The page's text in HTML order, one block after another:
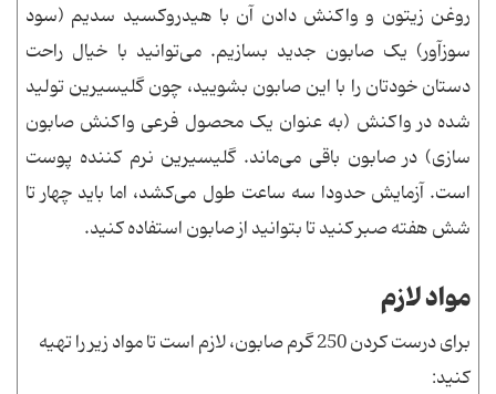
روغن زیتون و واکنش دادن آن با هیدروکسید سدیم (سود
سوزآور) یک صابون جدید بسازیم. می‌توانید با خیال راحت
دستان خودتان را با این صابون بشویید، چون گلیسیرین تولید
شده در واکنش (به عنوان یک محصول فرعی واکنش صابون
سازی) در صابون باقی می‌ماند. گلیسیرین نرم کننده پوست
است. آزمایش حدودا سه ساعت طول می‌کشد، اما باید چهار تا
شش هفته صبر کنید تا بتوانید از صابون استفاده کنید.
مواد لازم
برای درست کردن 250 گرم صابون، لازم است تا مواد زیر را تهیه
کنید: